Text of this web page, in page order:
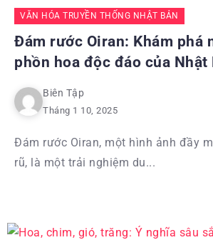
VĂN HÓA TRUYỀN THỐNG NHẬT BẢN
Đám rước Oiran: Khám phá
phồn hoa độc đáo của Nhật
Biên Tập
Tháng 1 10, 2025
Đám rước Oiran, một hình ảnh đầy
rũ, là một trải nghiệm du...